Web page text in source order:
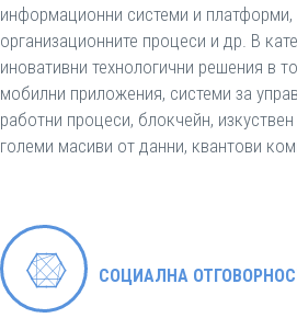
информационни системи и
организационните процеси и др. В
иновативни технологични решения в
мобилни приложения, системи за
работни процеси, блокчейн,
големи масиви от данни, квантови
СОЦИАЛНА